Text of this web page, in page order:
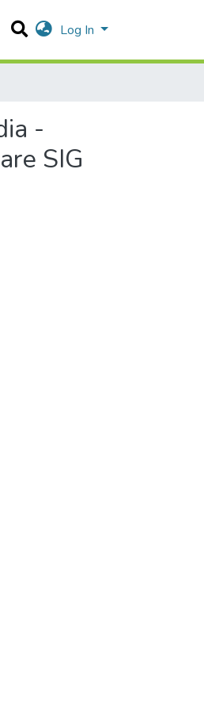
Log In
-
SIG